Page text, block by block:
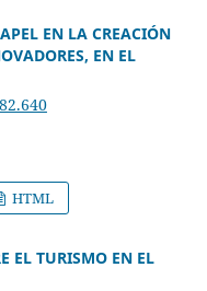
EN LA CREACIÓN
EN EL
HTML
EL TURISMO EN EL